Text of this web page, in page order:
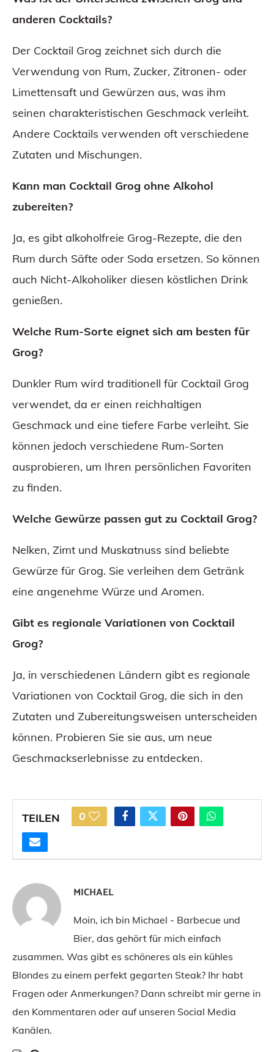
anderen Cocktails?
Der Cocktail Grog zeichnet sich durch die
Verwendung von Rum, Zucker, Zitronen- oder
Limettensaft und Gewürzen aus, was ihm
seinen charakteristischen Geschmack verleiht.
Andere Cocktails verwenden oft verschiedene
Zutaten und Mischungen.
Kann man Cocktail Grog ohne Alkohol
zubereiten?
Ja, es gibt alkoholfreie Grog-Rezepte, die den
Rum durch Säfte oder Soda ersetzen. So können
auch Nicht-Alkoholiker diesen köstlichen Drink
genießen.
Welche Rum-Sorte eignet sich am besten für
Grog?
Dunkler Rum wird traditionell für Cocktail Grog
verwendet, da er einen reichhaltigen
Geschmack und eine tiefere Farbe verleiht. Sie
können jedoch verschiedene Rum-Sorten
ausprobieren, um Ihren persönlichen Favoriten
zu finden.
Welche Gewürze passen gut zu Cocktail Grog?
Nelken, Zimt und Muskatnuss sind beliebte
Gewürze für Grog. Sie verleihen dem Getränk
eine angenehme Würze und Aromen.
Gibt es regionale Variationen von Cocktail
Grog?
Ja, in verschiedenen Ländern gibt es regionale
Variationen von Cocktail Grog, die sich in den
Zutaten und Zubereitungsweisen unterscheiden
können. Probieren Sie sie aus, um neue
Geschmackserlebnisse zu entdecken.
TEILEN 0
MICHAEL
Moin, ich bin Michael - Barbecue und
Bier, das gehört für mich einfach
zusammen. Was gibt es schöneres als ein kühles
Blondes zu einem perfekt gegarten Steak? Ihr habt
Fragen oder Anmerkungen? Dann schreibt mir gerne in
den Kommentaren oder auf unseren Social Media
Kanälen.